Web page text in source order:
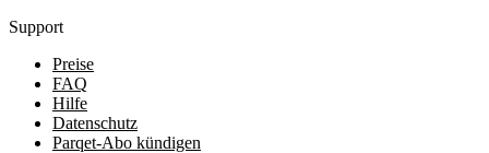
Support
Preise
FAQ
Hilfe
Datenschutz
Parqet-Abo kündigen